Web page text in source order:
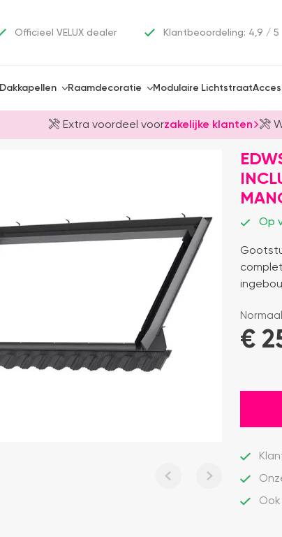
Officieel VELUX dealer Klantbeoordeling: 4,9 / 5
Dakkapellen Raamdecoratie Modulaire Lichtstraat
Extra voordeel voorzakelijke klanten
Op
Normaal
€